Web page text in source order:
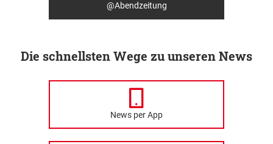
@Abendzeitung
Die schnellsten Wege zu unseren News
News per App